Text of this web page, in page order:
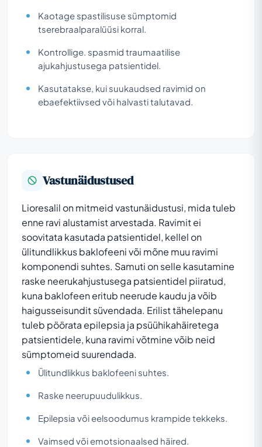
Kaotage spastilisuse sümptomid
tserebraalparalüüsi korral.
Kontrollige. spasmid traumaatilise
ajukahjustusega patsientidel.
Kasutatakse, kui suukaudsed ravimid on
ebaefektiivsed või halvasti talutavad.
Vastunäidustused
Lioresalil on mitmeid vastunäidustusi, mida tuleb
enne ravi alustamist arvestada. Ravimit ei
soovitata kasutada patsientidel, kellel on
ülitundlikkus baklofeeni või mõne muu ravimi
komponendi suhtes. Samuti on selle kasutamine
raske neerukahjustusega patsientidel piiratud,
kuna baklofeen eritub neerude kaudu ja võib
haigusseisundit süvendada. Erilist tähelepanu
tuleb pöörata epilepsia ja psüühikahäiretega
patsientidele, kuna ravimi võtmine võib neid
sümptomeid suurendada.
Ülitundlikkus baklofeeni suhtes.
Raske neerupuudulikkus.
Epilepsia või eelsoodumus krampide tekkeks.
Vaimsed või emotsionaalsed häired.